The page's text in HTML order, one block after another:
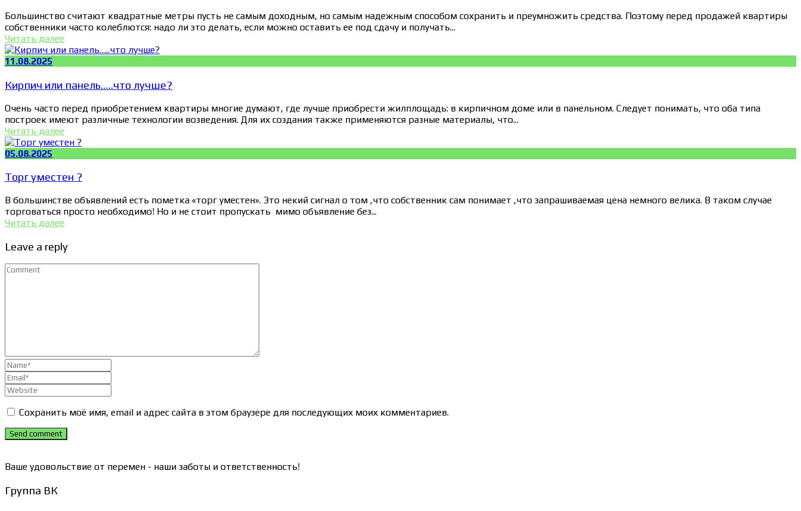
Большинство считают квадратные метры пусть не самым доходным, но самым надежным способом сохранить и преумножить средства. Поэтому перед продажей квартиры
собственники часто колеблются: надо ли это делать, если можно оставить ее под сдачу и получать...
Читать далее
11.08.2025
Кирпич или панель…..что лучше?
Очень часто перед приобретением квартиры многие думают, где лучше приобрести жилплощадь: в кирпичном доме или в панельном. Следует понимать, что оба типа
построек имеют различные технологии возведения. Для их создания также применяются разные материалы, что...
Читать далее
05.08.2025
Торг уместен ?
В большинстве объявлений есть пометка «торг уместен». Это некий сигнал о том ,что собственник сам понимает ,что запрашиваемая цена немного велика. В таком случае
торговаться просто необходимо! Но и не стоит пропускать мимо объявление без...
Читать далее
Leave a reply
Сохранить моё имя, email и адрес сайта в этом браузере для последующих моих комментариев.
Send comment
Ваше удовольствие от перемен - наши заботы и ответственность!
Группа ВК